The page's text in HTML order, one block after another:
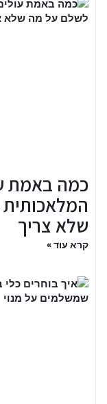
כמה באמת
שלא צריך
קרא עוד »